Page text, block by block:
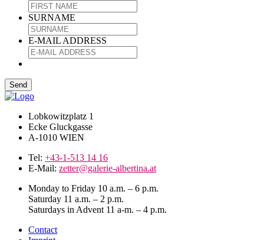
SURNAME
E-MAIL ADDRESS
Lobkowitzplatz 1
Ecke Gluckgasse
A-1010 WIEN
Tel: +43-1-513 14 16
E-Mail: zetter@galerie-albertina.at
Monday to Friday 10 a.m. – 6 p.m.
Saturday 11 a.m. – 2 p.m.
Saturdays in Advent 11 a-m. – 4 p.m.
Contact